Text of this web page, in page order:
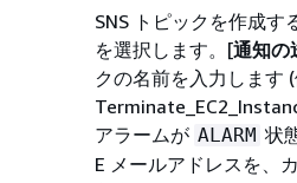
SNS トピックを作成す
を選択します。[通知の
クの名前を入力します
アラームが ALARM 状
E メールアドレスを、